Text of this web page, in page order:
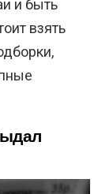
и быть
взять